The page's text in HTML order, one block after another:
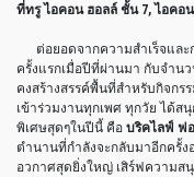
ที่ทรู ไอคอน ฮอลล์ ชั้น 7, ไอคอ
ต่อยอดจากความสำเร็จและ
ครั้งแรกเมื่อปีที่ผ่านมา กับจำน
คงสร้างสรรค์พื้นที่สำหรับกิจกร
เข้าร่วมงานทุกเพศ ทุกวัย ได้ส
พิเศษสุดๆในปีนี้ คือ บริคไลฟ์ ฟอ
ตำนานที่กำลังจะกลับมาอีกครั้ง
อวกาศสุดยิ่งใหญ่ เสิร์ฟความส